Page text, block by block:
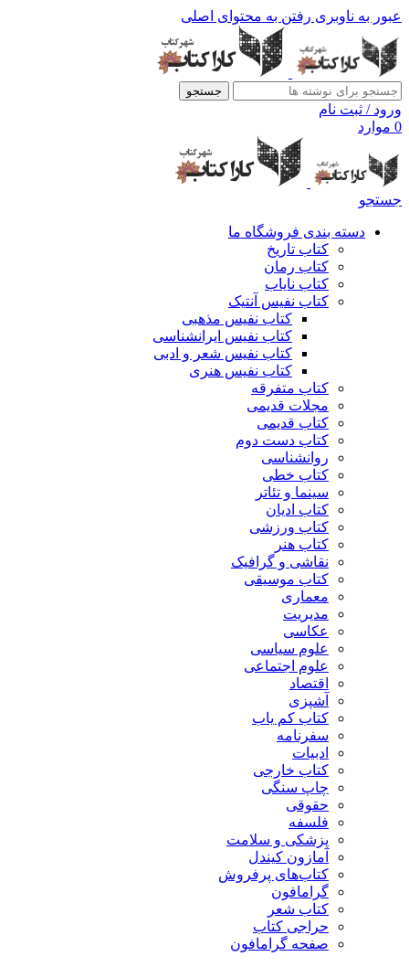
عبور به ناوبری رفتن به محتوای اصلی
جستجو
ورود / ثبت نام
0 موارد
جستجو
دسته بندی فروشگاه ما
کتاب تاریخ
کتاب رمان
کتاب نایاب
کتاب نفیس آنتیک
کتاب نفیس مذهبی
کتاب نفیس ایرانشناسی
کتاب نفیس شعر و ادبی
کتاب نفیس هنری
کتاب متفرقه
مجلات قدیمی
کتاب قدیمی
کتاب دست دوم
روانشناسی
کتاب خطی
سینما و تئاتر
کتاب ادیان
کتاب ورزشی
کتاب هنر
نقاشی و گرافیک
کتاب موسیقی
معماری
مدیریت
عکاسی
علوم سیاسی
علوم اجتماعی
اقتصاد
آشپزی
کتاب کم یاب
سفرنامه
ادبیات
کتاب خارجی
چاپ سنگی
حقوقی
فلسفه
پزشکی و سلامت
آمازون کیندل
کتاب‌های پرفروش
گرامافون
کتاب شعر
حراجی کتاب
صفحه گرامافون